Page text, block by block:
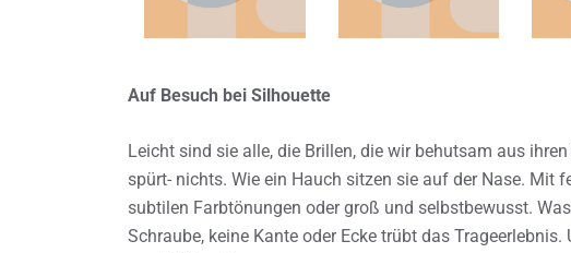
Auf Besuch bei Silhouette
Leicht sind sie alle, die Brillen, die wir behutsam aus
spürt- nichts. Wie ein Hauch sitzen sie auf der Nase. Mit
subtilen Farbtönungen oder groß und selbstbewusst.
Schraube, keine Kante oder Ecke trübt das